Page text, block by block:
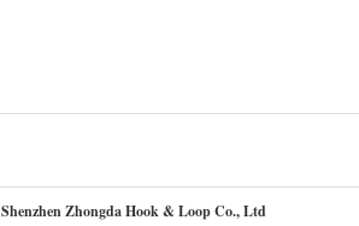
Shenzhen Zhongda Hook & Loop Co., Ltd